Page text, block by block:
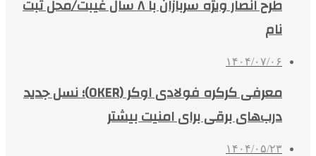
طرح انصار ویژه سربازان با ۸ سال غیبت/محل ثبت
نام
۱۴۰۴/۰۷/۰۶
معرفی کرکره فولادی اوکر (OKER)؛ نسل جدید
درب‌های برقی برای امنیت بیشتر
۱۴۰۴/۰۵/۲۳